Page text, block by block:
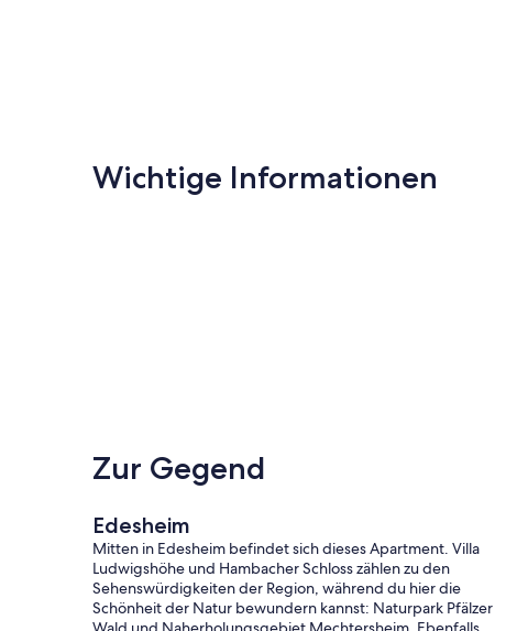
Wichtige Informationen
Zur Gegend
Edesheim
Mitten in Edesheim befindet sich dieses Apartment. Villa
Ludwigshöhe und Hambacher Schloss zählen zu den
Sehenswürdigkeiten der Region, während du hier die
Schönheit der Natur bewundern kannst: Naturpark Pfälzer